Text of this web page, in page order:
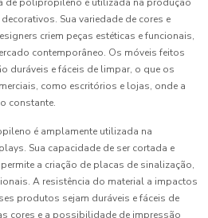
Sua variedade de cores e
criem peças estéticas e funcionais,
contemporâneo. Os móveis feitos
duráveis e fáceis de limpar, o que os
como escritórios e lojas, onde a
constante.
é amplamente utilizada na
Sua capacidade de ser cortada e
a criação de placas de sinalização,
A resistência do material a impactos
produtos sejam duráveis e fáceis de
cores e a possibilidade de impressão